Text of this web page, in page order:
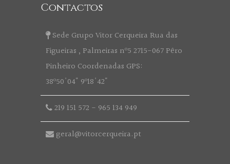
Contactos
Sede Grupo Vitor Cerqueira Rua das
Figueiras , Palmeiras nº5 2715-067 Pêro
Pinheiro Coordenadas GPS:
38º50'04" 9º18'42"
219 151 572 - 965 134 949
geral@vitorcerqueira.pt